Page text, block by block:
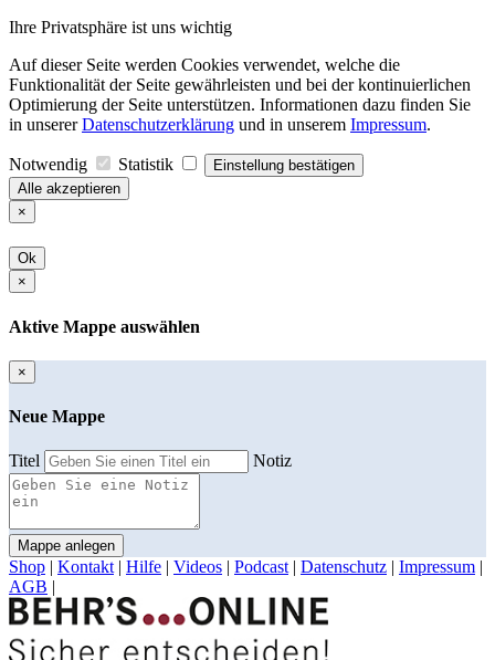
Ihre Privatsphäre ist uns wichtig
Auf dieser Seite werden Cookies verwendet, welche die
Funktionalität der Seite gewährleisten und bei der kontinuierlichen
Optimierung der Seite unterstützen. Informationen dazu finden Sie
in unsererDatenschutzerklärung und in unserem Impressum.
Notwendig Statistik
Einstellung bestätigen
Alle akzeptieren
×
Ok
×
Aktive Mappe auswählen
×
Neue Mappe
Titel Notiz
Mappe anlegen
Shop | Kontakt | Hilfe | Videos | Podcast | Datenschutz | Impressum |
AGB |